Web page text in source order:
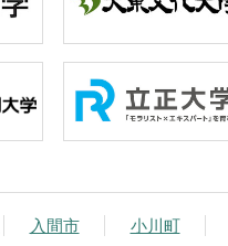
入間市 小川町